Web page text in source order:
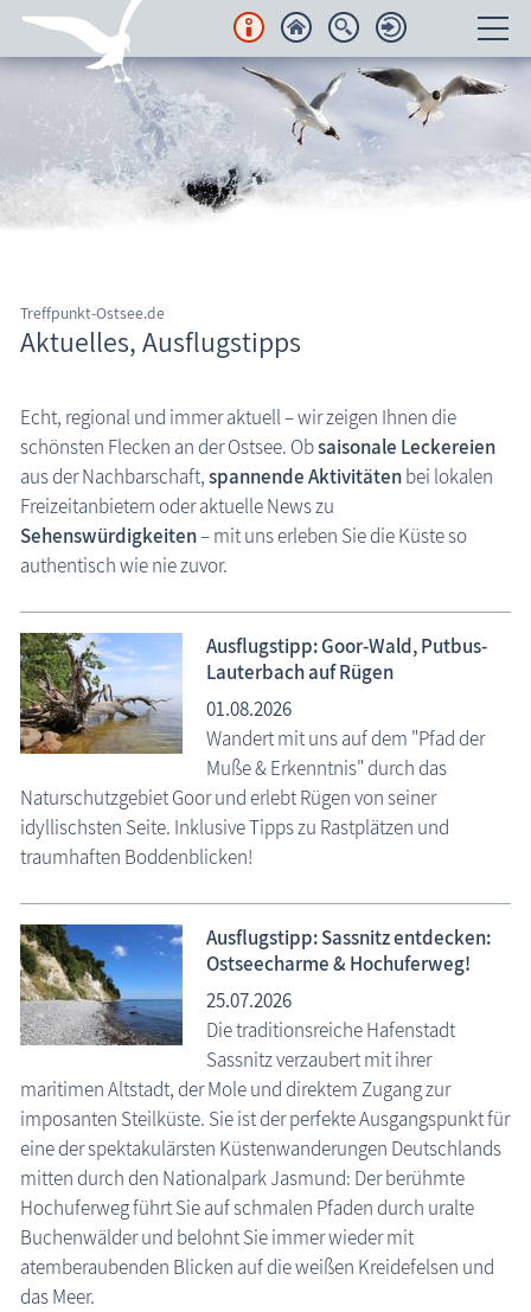
Unterkünfte
Regionales
Urlaubsorte
Freizeit
Aktuelles
FKK-Strände
den Strand erleben
die Natur erleben
Geschichten, Märchen & Sagen
Kranich Grus grus
Maritimes
Sehenswertes
Traditionelles
Zeitzeugen
Begriffe erklärt
Veranstaltungen
Blog
Aktuelles
Fischland-Darß-Zingst.net: neu eingestellte Unterkünfte, neue Beiträge,
Treffpunkt-Ostsee.de
Aktuelles, Ausflugstipps
Echt, regional und immer aktuell – wir zeigen Ihnen die
schönsten Flecken an der Ostsee. Obsaisonale Leckereien
aus der Nachbarschaft,spannende Aktivitätenbei lokalen
Freizeitanbietern oder aktuelle News zu
Sehenswürdigkeiten– mit uns erleben Sie die Küste so
authentisch wie nie zuvor.
Ausflugstipp: Goor-Wald, Putbus-
Lauterbach auf Rügen
01.08.2026
Wandert mit uns auf dem "Pfad der
Muße & Erkenntnis" durch das
Naturschutzgebiet Goor und erlebt Rügen von seiner
idyllischsten Seite. Inklusive Tipps zu Rastplätzen und
traumhaften Boddenblicken!
Ausflugstipp: Sassnitz entdecken:
Ostseecharme & Hochuferweg!
25.07.2026
Die traditionsreiche Hafenstadt
Sassnitz verzaubert mit ihrer
maritimen Altstadt, der Mole und direktem Zugang zur
imposanten Steilküste. Sie ist der perfekte Ausgangspunkt für
eine der spektakulärsten Küstenwanderungen Deutschlands
mitten durch den Nationalpark Jasmund: Der berühmte
Hochuferweg führt Sie auf schmalen Pfaden durch uralte
Buchenwälder und belohnt Sie immer wieder mit
atemberaubenden Blicken auf die weißen Kreidefelsen und
das Meer.